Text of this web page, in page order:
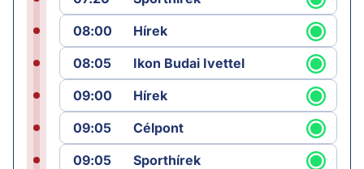
08:00
Hírek
08:05
Ikon Budai Ivettel
09:00
Hírek
09:05
Célpont
09:05
Sporthírek